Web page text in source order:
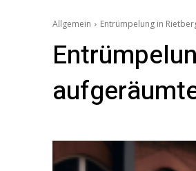
Allgemein Entrümpelung in